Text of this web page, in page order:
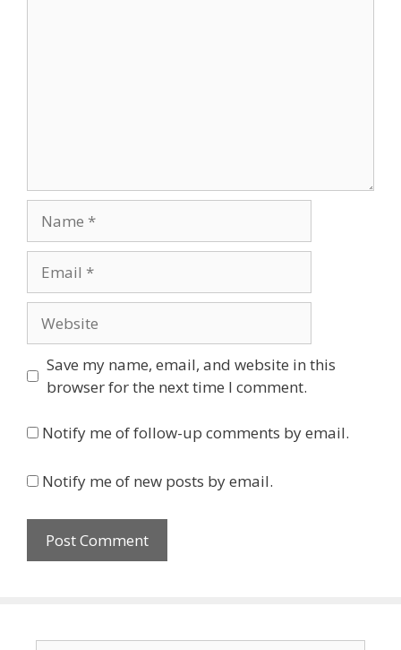
Save my name, email, and website in this
browser for the next time I comment.
Notify me of follow-up comments by email.
Notify me of new posts by email.